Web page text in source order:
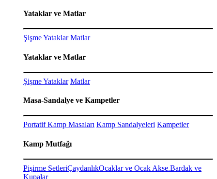
Yataklar ve Matlar
Şişme Yataklar Matlar
Yataklar ve Matlar
Şişme Yataklar Matlar
Masa-Sandalye ve Kampetler
Portatif Kamp Masaları Kamp Sandalyeleri Kampetler
Kamp Mutfağı
Pişirme SetleriÇaydanlıkOcaklar ve Ocak Akse.Bardak ve
Kupalar